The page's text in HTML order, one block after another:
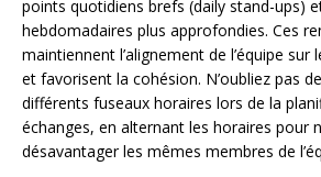
points quotidiens brefs (daily stand-ups)
hebdomadaires plus approfondies. Ces
maintiennent l’alignement de l’équipe
et favorisent la cohésion. N’oubliez pas
différents fuseaux horaires lors de la
échanges, en alternant les horaires pour
désavantager les mêmes membres de